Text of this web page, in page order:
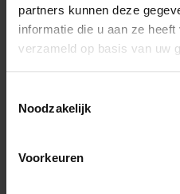
partners kunnen deze
informatie die u aan ze
verzameld op basis van uw
Noodzakelijk
Voorkeuren